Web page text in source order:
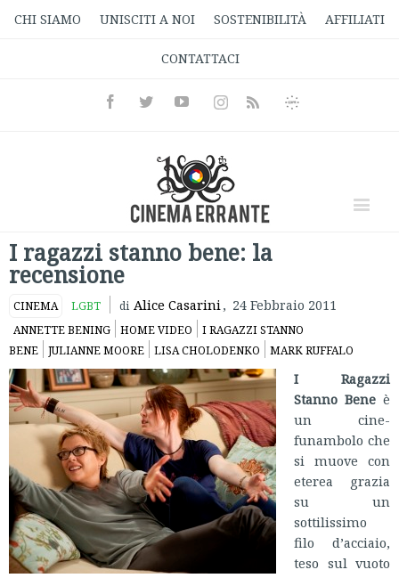
CHI SIAMO UNISCITI A NOI SOSTENIBILITÀ AFFILIATI
CONTATTACI
FacebookTwitterYoutubeInstagramRss
Informativa
I ragazzi stanno bene: la
recensione
CINEMA LGBT di Alice Casarini, 24 Febbraio 2011
ANNETTE BENING HOME VIDEO
I RAGAZZI STANNO
BENE
JULIANNE MOORE LISA CHOLODENKO MARK RUFFALO
I Ragazzi
Stanno Bene è
un cine-
funambolo che
si muove con
eterea grazia
su un
sottilissimo
filo d’acciaio,
teso sul vuoto